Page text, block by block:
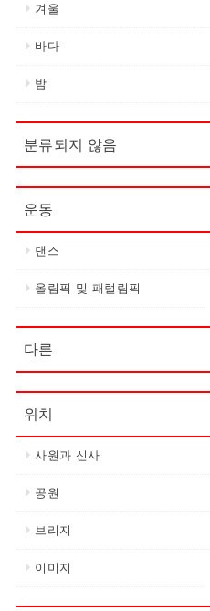
겨울
바다
밤
분류되지 않음
운동
댄스
올림픽 및 패럴림픽
다른
위치
사원과 신사
공원
브리지
이미지